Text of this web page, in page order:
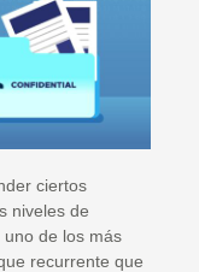
ciertos
niveles de
de los más
recurrente que